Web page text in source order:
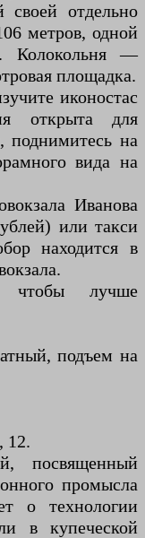
отдельно
метров, одной
Колокольня —
площадка.
иконостас
открыта для
поднимитесь на
вида на
Иванова
или такси
находится в
чтобы лучше
подъем на
12.
посвященный
промысла
о технологии
в купеческой